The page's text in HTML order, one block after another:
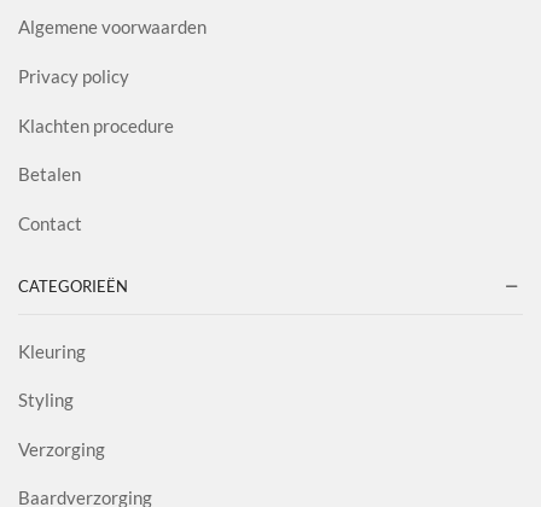
Algemene voorwaarden
Privacy policy
Klachten procedure
Betalen
Contact
CATEGORIEËN
Kleuring
Styling
Verzorging
Baardverzorging